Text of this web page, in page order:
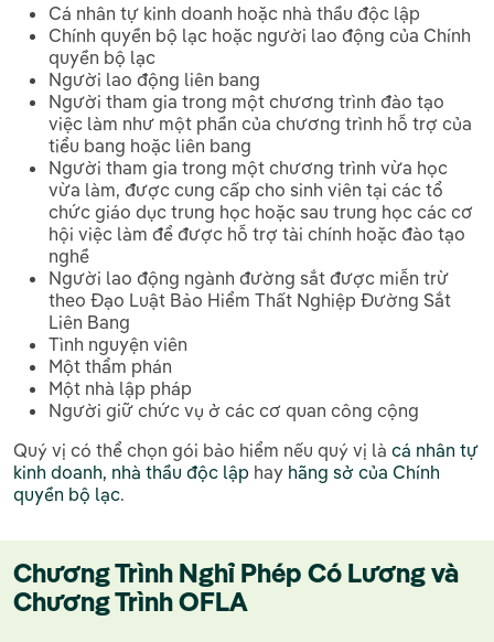
Cá nhân tự kinh doanh hoặc nhà thầu độc lập
Chính quyền bộ lạc hoặc người lao động của Chính
quyền bộ lạc
Người lao động liên bang
Người tham gia trong một chương trình đào tạo
việc làm như một phần của chương trình hỗ trợ của
tiểu bang hoặc liên bang
Người tham gia trong một chương trình vừa học
vừa làm, được cung cấp cho sinh viên tại các tổ
chức giáo dục trung học hoặc sau trung học các cơ
hội việc làm để được hỗ trợ tài chính hoặc đào tạo
nghề
Người lao động ngành đường sắt được miễn trừ
theo Đạo Luật Bảo Hiểm Thất Nghiệp Đường Sắt
Liên Bang
Tình nguyện viên
Một thẩm phán
Một nhà lập pháp
Người giữ chức vụ ở các cơ quan công cộng
Quý vị có thể chọn gói bảo hiểm nếu quý vị là cá nhân tự
kinh doanh, nhà thầu độc lập hay hãng sở của Chính
quyền bộ lạc.
Chương Trình Nghỉ Phép Có Lương và
Chương Trình OFLA